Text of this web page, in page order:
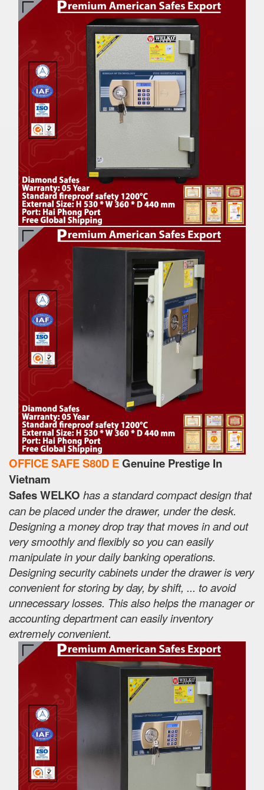
OFFICE SAFE S80D EGenuine Prestige In
Vietnam
Safes WELKO has a standard compact design that
can be placed under the drawer, under the desk.
Designing a money drop tray that moves in and out
very smoothly and flexibly so you can easily
manipulate in your daily banking operations.
Designing security cabinets under the drawer is very
convenient for storing by day, by shift, ... to avoid
unnecessary losses. This also helps the manager or
accounting department can easily inventory
extremely convenient.